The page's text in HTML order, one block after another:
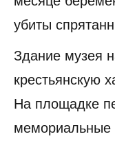
убиты
Здание музея
крестьянскую
На площадке
мемориальные